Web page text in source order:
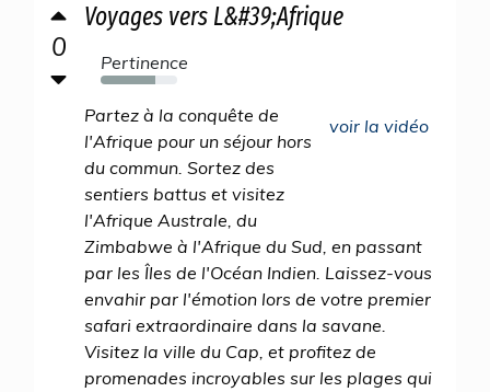
0
Voyages vers L&#39;Afrique
Pertinence
71%
voir la vidéo
Partez à la conquête de
l'Afrique pour un séjour hors
du commun. Sortez des
sentiers battus et visitez
l'Afrique Australe, du
Zimbabwe à l'Afrique du Sud, en passant
par les Îles de l'Océan Indien. Laissez-vous
envahir par l'émotion lors de votre premier
safari extraordinaire dans la savane.
Visitez la ville du Cap, et profitez de
promenades incroyables sur les plages qui